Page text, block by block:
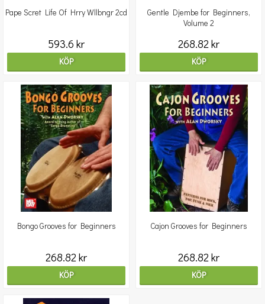
Pape Scret Life Of Hrry Wllbngr 2cd
593.6 kr
KÖP
Gentle Djembe for Beginners,
Volume 2
268.82 kr
KÖP
Bongo Grooves for Beginners
268.82 kr
KÖP
Cajon Grooves for Beginners
268.82 kr
KÖP